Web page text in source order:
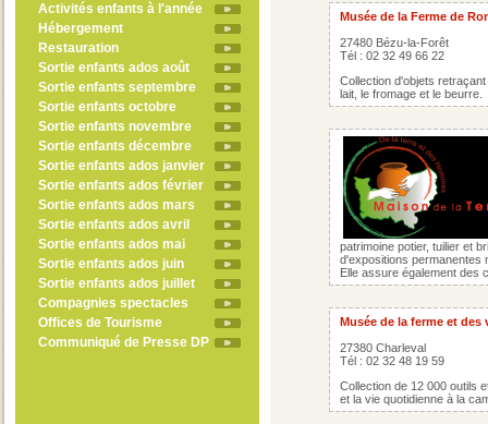
Activités enfants à l'année
Hébergement
Restauration
Sortie enfants ados août
Sortie enfants septembre
Sortie enfants octobre
Sortie enfants novembre
Sortie enfants décembre
Sortie enfants ados janvier
Sortie enfants ados février
Sortie enfants ados mars
Sortie enfants ados avril
Sortie enfants ados mai
Sortie enfants ados juin
Sortie enfants ados juillet
Compagnies spectacles
Offices de Tourisme
Communiqué de Presse DP
Musée de la Ferme de
27480 Bézu-la-Forêt
Tél : 02 32 49 66 22
Collection d'objets
lait, le fromage et le beurre.
patrimoine potier, tuilier et
d'expositions permanentes
Elle assure également des
Musée de la ferme et des
27380 Charleval
Tél : 02 32 48 19 59
Collection de 12 000 outils
et la vie quotidienne à la